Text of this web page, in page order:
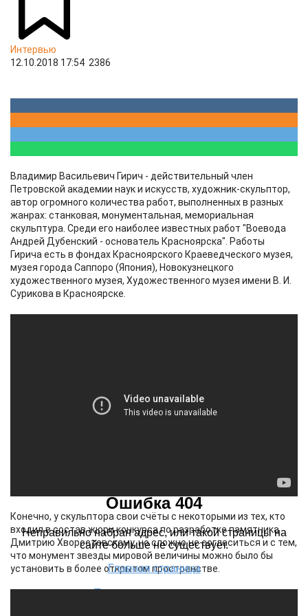
Интервью
12.10.2018 17:54 2386
Владимир Васильевич Гирич - действительный член
Петровской академии наук и искусств, художник-скульптор,
автор огромного количества работ, выполненных в разных
жанрах: станковая, монументальная, мемориальная
скульптура. Среди его наиболее известных работ "Воевода
Андрей Дубенский - основатель Красноярска". Работы
Гирича есть в фондах Красноярского Краеведческого музея,
музея города Саппоро (Япония), Новокузнецкого
художественного музея, Художественного музея имени В. И.
Сурикова в Красноярске.
Конечно, у скульптора свои счёты с некоторыми из тех, кто
входил в состав жюри конкурса по разработке памятника
Дмитрию Хворостовскому, но сложно не согласиться и с тем,
что монумент звезды мировой величины можно было бы
установить в более открытом пространстве.